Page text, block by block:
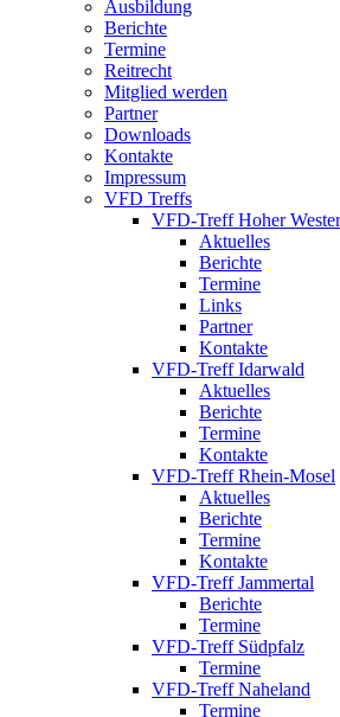
Ausbildung
Berichte
Termine
Reitrecht
Mitglied werden
Partner
Downloads
Kontakte
Impressum
VFD Treffs
VFD-Treff Hoher
Aktuelles
Berichte
Termine
Links
Partner
Kontakte
VFD-Treff Idarwald
Aktuelles
Berichte
Termine
Kontakte
VFD-Treff Rhein-Mosel
Aktuelles
Berichte
Termine
Kontakte
VFD-Treff Jammertal
Berichte
Termine
VFD-Treff Südpfalz
Termine
VFD-Treff Naheland
Termine